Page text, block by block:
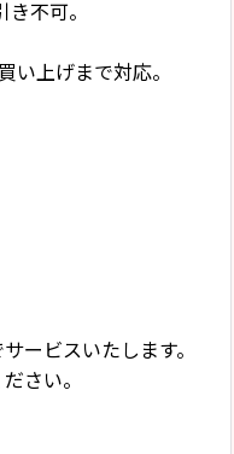
不可。
上げまで対応。
ービスいたします。
さい。